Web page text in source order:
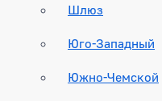
Шлюз
Юго-Западный
Южно-Чемской